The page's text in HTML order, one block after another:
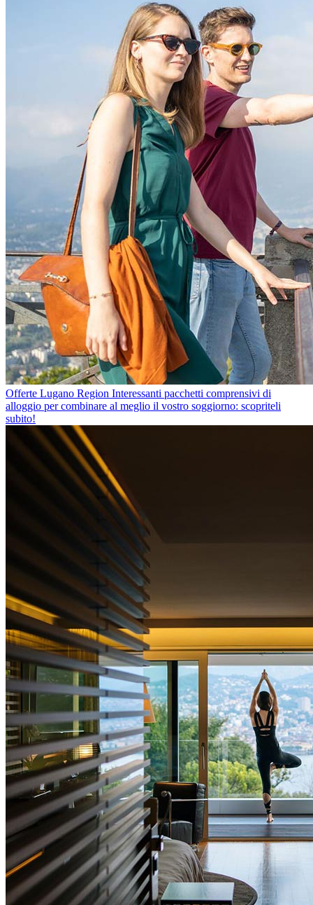
Offerte Lugano Region Interessanti pacchetti comprensivi di
alloggio per combinare al meglio il vostro soggiorno: scopriteli
subito!